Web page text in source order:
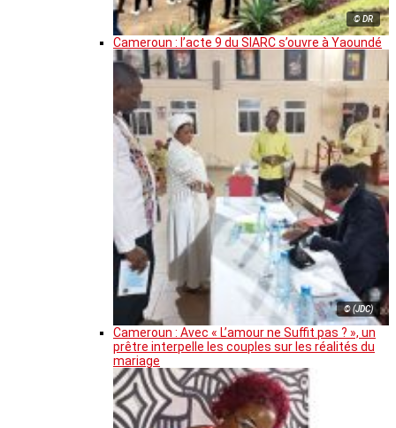
© DR
Cameroun : l’acte 9 du SIARC s’ouvre à Yaoundé
© (JDC)
Cameroun : Avec « L’amour ne Suffit pas ? », un
prêtre interpelle les couples sur les réalités du
mariage